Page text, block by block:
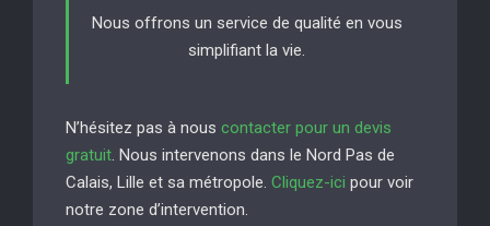
Nous offrons un service de qualité en vous
simplifiant la vie.
N’hésitez pas à nous contacter pour un devis
gratuit . Nous intervenons dans le Nord Pas de
Calais, Lille et sa métropole. Cliquez-ici pour voir
notre zone d’intervention.